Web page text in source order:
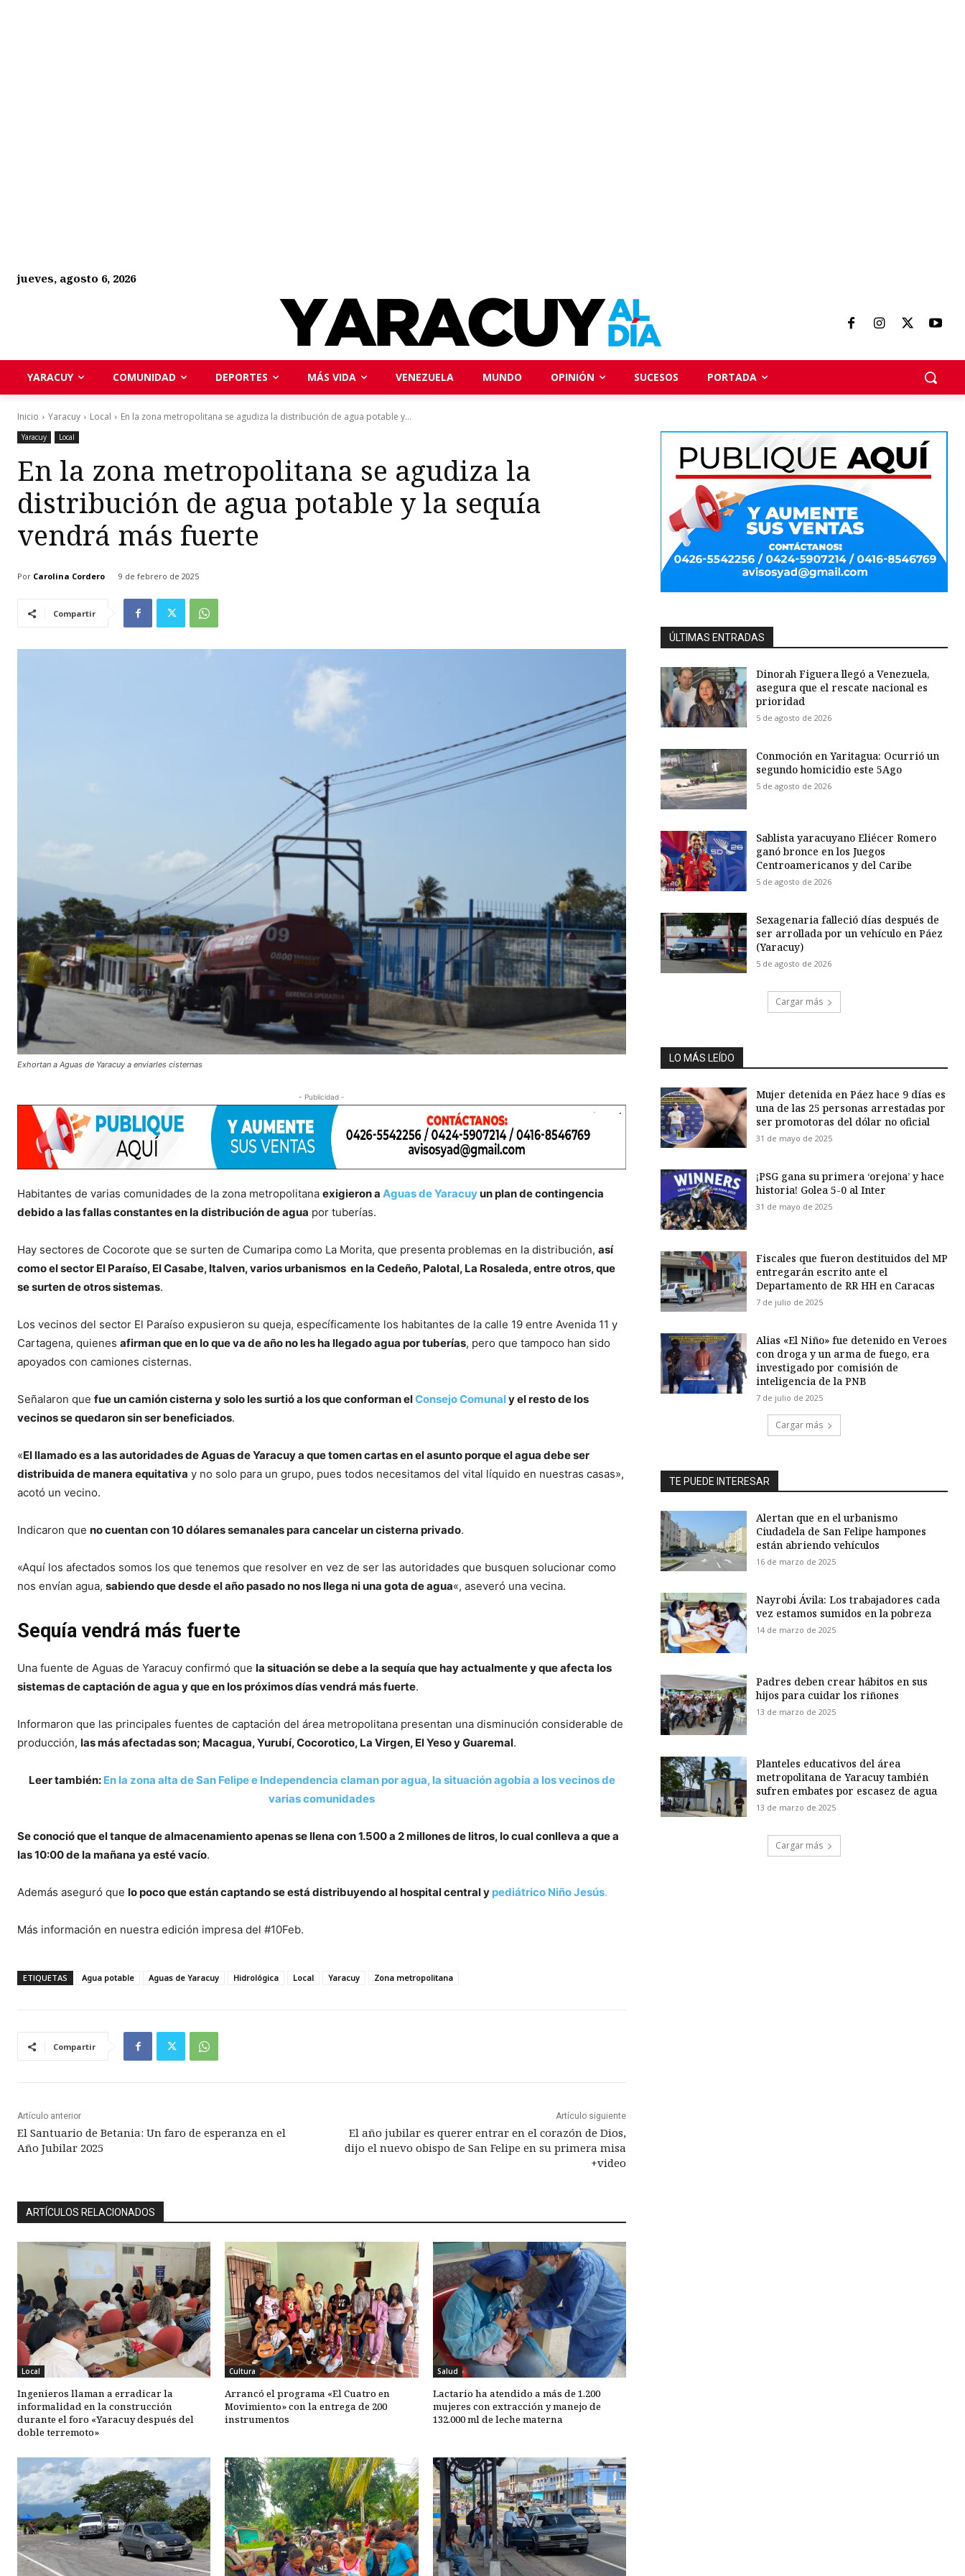
jueves, agosto 6, 2026
YARACUY COMUNIDAD DEPORTES MÁS VIDA VENEZUELA MUNDO OPINIÓN SUCESOS PORTADA
Inicio Yaracuy Local En la zona metropolitana se agudiza la distribución de agua potable y...
Yaracuy Local
En la zona metropolitana se agudiza la
distribución de agua potable y la sequía
vendrá más fuerte
Por Carolina Cordero 9 de febrero de 2025
Compartir
Exhortan a Aguas de Yaracuy a enviarles cisternas
- Publicidad -
Habitantes de varias comunidades de la zona metropolitana exigieron a Aguas de Yaracuyun plan de contingencia
debido a las fallas constantes en la distribución de agua por tuberías.
Hay sectores de Cocorote que se surten de Cumaripa como La Morita, que presenta problemas en la distribución, así
como el sector El Paraíso, El Casabe, Italven, varios urbanismos en la Cedeño, Palotal, La Rosaleda, entre otros, que
se surten de otros sistemas.
Los vecinos del sector El Paraíso expusieron su queja, específicamente los habitantes de la calle 19 entre Avenida 11 y
Cartagena, quienes afirman que en lo que va de año no les ha llegado agua por tuberías, pero que tampoco han sido
apoyados con camiones cisternas.
Señalaron que fue un camión cisterna y solo les surtió a los que conforman elConsejo Comunaly el resto de los
vecinos se quedaron sin ser beneficiados.
«El llamado es a las autoridades de Aguas de Yaracuy a que tomen cartas en el asunto porque el agua debe ser
distribuida de manera equitativa y no solo para un grupo, pues todos necesitamos del vital líquido en nuestras casas»,
acotó un vecino.
Indicaron que no cuentan con 10 dólares semanales para cancelar un cisterna privado.
«Aquí los afectados somos los que tenemos que resolver en vez de ser las autoridades que busquen solucionar como
nos envían agua, sabiendo que desde el año pasado no nos llega ni una gota de agua«, aseveró una vecina.
Sequía vendrá más fuerte
Una fuente de Aguas de Yaracuy confirmó que la situación se debe a la sequía que hay actualmente y que afecta los
sistemas de captación de agua y que en los próximos días vendrá más fuerte.
Informaron que las principales fuentes de captación del área metropolitana presentan una disminución considerable de
producción, las más afectadas son; Macagua, Yurubí, Cocorotico, La Virgen, El Yeso y Guaremal.
Leer también: En la zona alta de San Felipe e Independencia claman por agua, la situación agobia a los vecinos de
varias comunidades
Se conoció que el tanque de almacenamiento apenas se llena con 1.500 a 2 millones de litros, lo cual conlleva a que a
las 10:00 de la mañana ya esté vacío.
Además aseguró que lo poco que están captando se está distribuyendo al hospital central y pediátrico Niño Jesús.
Más información en nuestra edición impresa del #10Feb.
ETIQUETAS Agua potable Aguas de Yaracuy Hidrológica Local Yaracuy Zona metropolitana
Compartir
Artículo anterior
El Santuario de Betania: Un faro de esperanza en el
Año Jubilar 2025
Artículo siguiente
El año jubilar es querer entrar en el corazón de Dios,
dijo el nuevo obispo de San Felipe en su primera misa
+video
ARTÍCULOS RELACIONADOS
Local
Ingenieros llaman a erradicar la
informalidad en la construcción
durante el foro «Yaracuy después del
doble terremoto»
Cultura
Arrancó el programa «El Cuatro en
Movimiento» con la entrega de 200
instrumentos
Salud
Lactario ha atendido a más de 1.200
mujeres con extracción y manejo de
132.000 ml de leche materna
ÚLTIMAS ENTRADAS
Dinorah Figuera llegó a Venezuela,
asegura que el rescate nacional es
prioridad
5 de agosto de 2026
Conmoción en Yaritagua: Ocurrió un
segundo homicidio este 5Ago
5 de agosto de 2026
Sablista yaracuyano Eliécer Romero
ganó bronce en los Juegos
Centroamericanos y del Caribe
5 de agosto de 2026
Sexagenaria falleció días después de
ser arrollada por un vehículo en Páez
(Yaracuy)
5 de agosto de 2026
Cargar más
LO MÁS LEÍDO
Mujer detenida en Páez hace 9 días es
una de las 25 personas arrestadas por
ser promotoras del dólar no oficial
31 de mayo de 2025
¡PSG gana su primera ‘orejona’ y hace
historia! Golea 5-0 al Inter
31 de mayo de 2025
Fiscales que fueron destituidos del MP
entregarán escrito ante el
Departamento de RR HH en Caracas
7 de julio de 2025
Alias «El Niño» fue detenido en Veroes
con droga y un arma de fuego, era
investigado por comisión de
inteligencia de la PNB
7 de julio de 2025
Cargar más
TE PUEDE INTERESAR
Alertan que en el urbanismo
Ciudadela de San Felipe hampones
están abriendo vehículos
16 de marzo de 2025
Nayrobi Ávila: Los trabajadores cada
vez estamos sumidos en la pobreza
14 de marzo de 2025
Padres deben crear hábitos en sus
hijos para cuidar los riñones
13 de marzo de 2025
Planteles educativos del área
metropolitana de Yaracuy también
sufren embates por escasez de agua
13 de marzo de 2025
Cargar más